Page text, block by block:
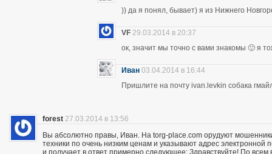
)) да я понял, бывает) я из Нижнего
VF 29.03.2014 в 20:37
ок, значит мы точно с вами знакомы 🙂 я
Иван 03.04.2014 в 16:44
Пришлите на почту ivan.levkin собака
forest 27.03.2014 в 13:56
Вы абсолютно правы, Иван. На torg-place.com орудуют
техники по очень низким ценам и указывают адрес
и получает в ответ примерно следующее: Здравствуйте! По